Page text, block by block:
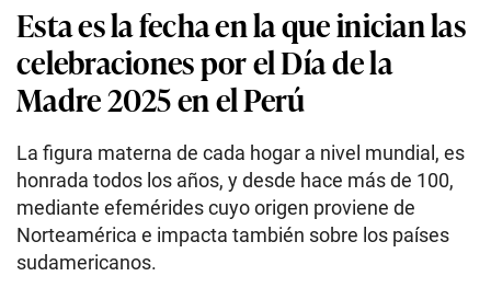
Esta es la fecha en la que inician las
celebraciones por el Día de la
Madre 2025 en el Perú
La figura materna de cada hogar a nivel mundial, es
honrada todos los años, y desde hace más de 100,
mediante efemérides cuyo origen proviene de
Norteamérica e impacta también sobre los países
sudamericanos.